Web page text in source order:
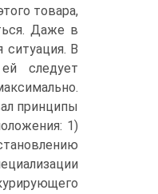
товара,
Даже в
ситуация. В
следует
принципы
1)